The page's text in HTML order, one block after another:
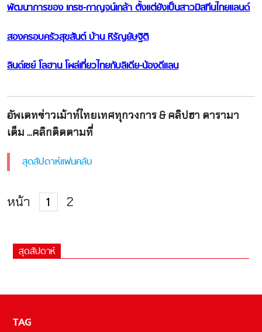
พัฒนาการของ เกรซ-กาญจน์เกล้า ตั้งแต่ยังเป็นสาวมิสทีนไทยแลนด์
สองครอบครัวสุขสันต์ บ้าน หิรัญยัษฐิติ
ลินด์เซย์ โลฮาน โผล่เที่ยวไทยกับลิเดีย-น้องดีแลน
อัพเดทข่าวเม้าท์ไทยเทศทุกวงการ & คลิปฮา ดารามา
เต็ม ...คลิกติดตามที่
สุดสัปดาห์แฟนคลับ
หน้า 1 2
สุดสัปดาห์
TAG